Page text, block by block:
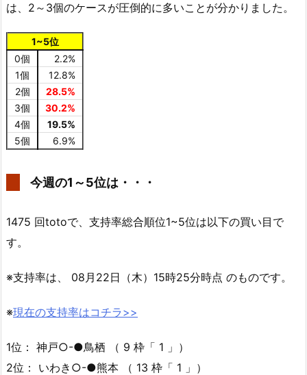
は、2～3個のケースが圧倒的に多いことが分かりました。
1~5位
0個
2.2%
1個
12.8%
2個
28.5%
3個
30.2%
4個
19.5%
5個
6.9%
今週の1～5位は・・・
1475 回totoで、支持率総合順位1~5位は以下の買い目で
す。
※支持率は、 08月22日（木）15時25分時点 のものです。
※現在の支持率はコチラ>>
1位： 神戸○-●鳥栖 （ 9 枠「 1 」）
2位： いわき○-●熊本 （ 13 枠「 1 」）